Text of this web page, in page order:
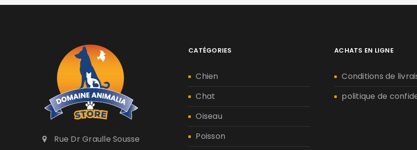
Rue Dr Graulle Sousse
CATÉGORIES
Chien
Chat
Oiseau
Poisson
ACHATS EN LIGNE
Conditions de
politique de